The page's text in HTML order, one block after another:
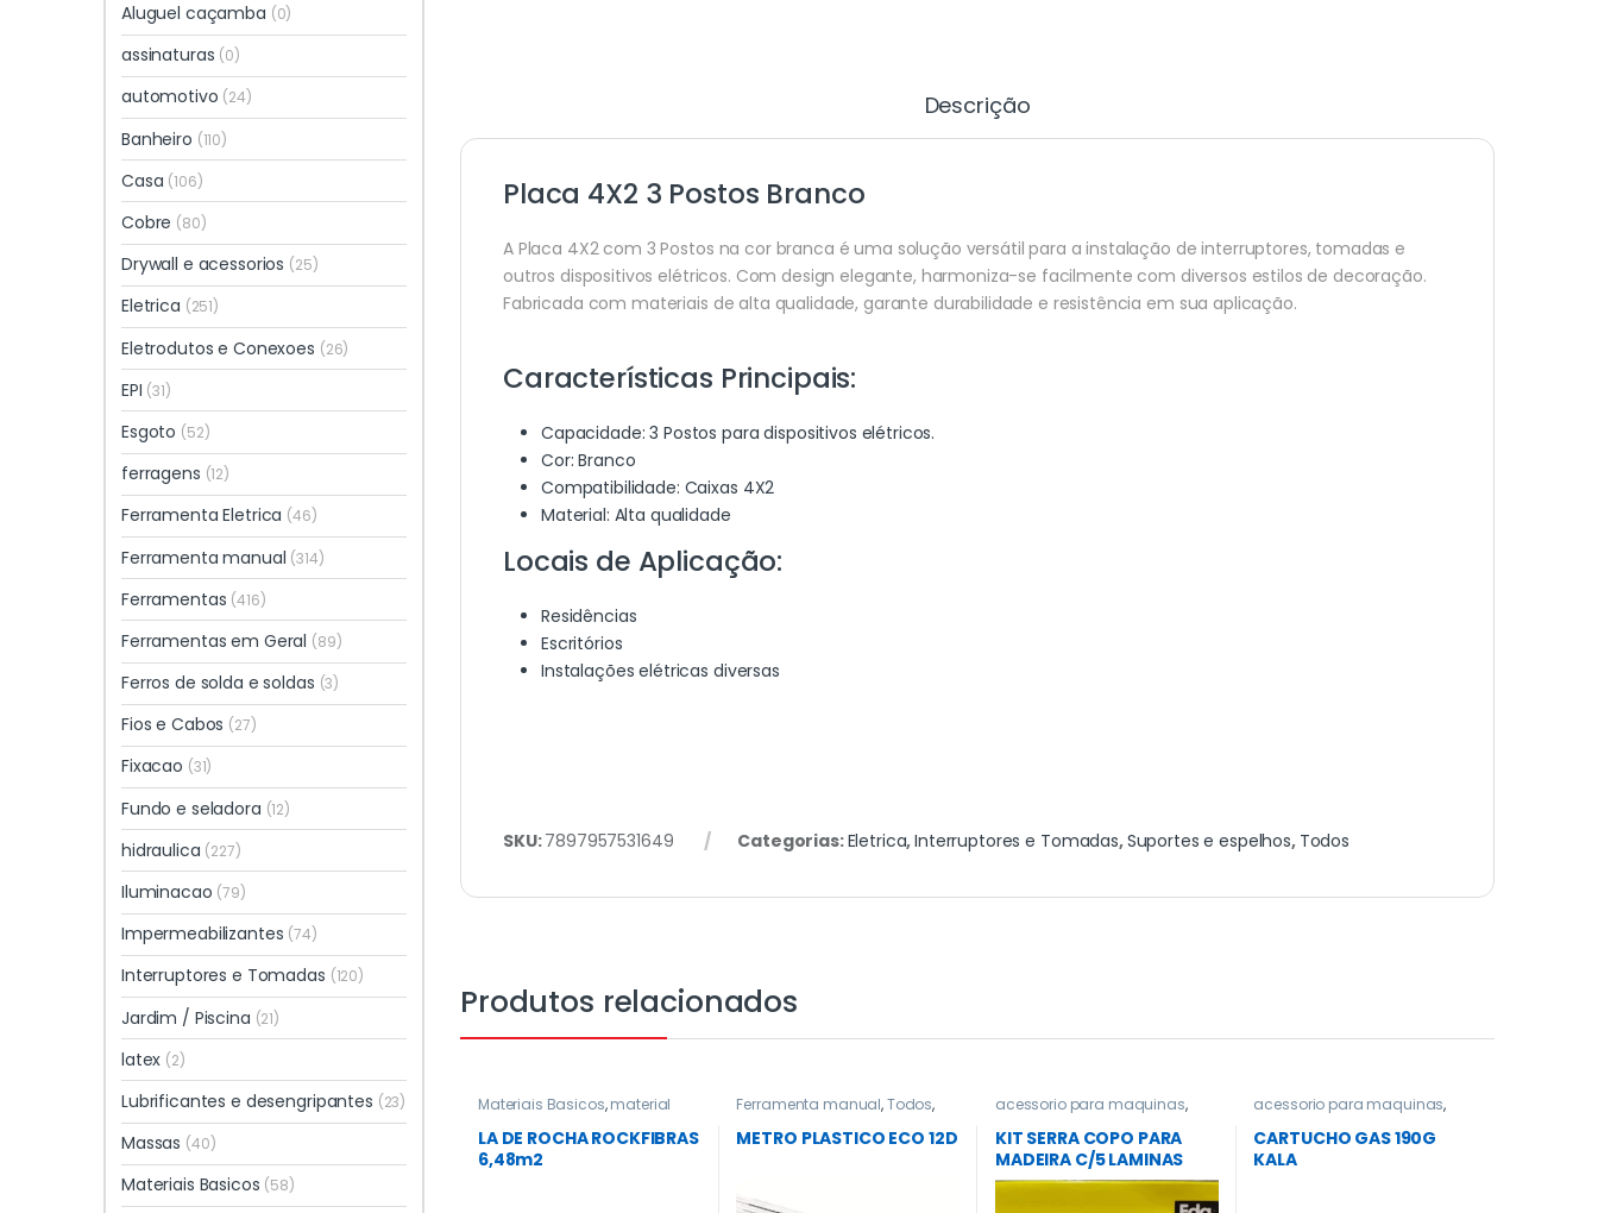
Descrição
Placa 4X2 3 Postos Branco
A Placa 4X2 com 3 Postos na cor branca é uma solução versátil para a instalação de interruptores, tomadas e
outros dispositivos elétricos. Com design elegante, harmoniza-se facilmente com diversos estilos de decoração.
Fabricada com materiais de alta qualidade, garante durabilidade e resistência em sua aplicação.
Características Principais:
Capacidade: 3 Postos para dispositivos elétricos.
Cor: Branco
Compatibilidade: Caixas 4X2
Material: Alta qualidade
Locais de Aplicação:
Residências
Escritórios
Instalações elétricas diversas
SKU:7897957531649 Categorias:Eletrica,Interruptores e Tomadas,Suportes e espelhos, Todos
Produtos relacionados
Materiais Basicos,material
Vedacao
LA DE ROCHA ROCKFIBRAS
6,48m2
Ferramenta manual,Todos,
METRO PLASTICO ECO 12D
acessorio para maquinas,
Brocas e Serras Parafusadeira
/ furadeira,Todos
KIT SERRA COPO PARA
MADEIRA C/5 LAMINAS
EDA
acessorio para maquinas,
Acessorios gerais Todos
CARTUCHO GAS 190G
KALA
Aluguel caçamba (0)
assinaturas (0)
automotivo (24)
Banheiro (110)
Casa (106)
Cobre (80)
Drywall e acessorios (25)
Eletrica (251)
Eletrodutos e Conexoes (26)
EPI (31)
Esgoto (52)
ferragens (12)
Ferramenta Eletrica (46)
Ferramenta manual (314)
Ferramentas (416)
Ferramentas em Geral (89)
Ferros de solda e soldas (3)
Fios e Cabos (27)
Fixacao (31)
Fundo e seladora (12)
hidraulica (227)
Iluminacao (79)
Impermeabilizantes (74)
Interruptores e Tomadas (120)
Jardim / Piscina (21)
latex (2)
Lubrificantes e desengripantes (23)
Massas (40)
Materiais Basicos (58)